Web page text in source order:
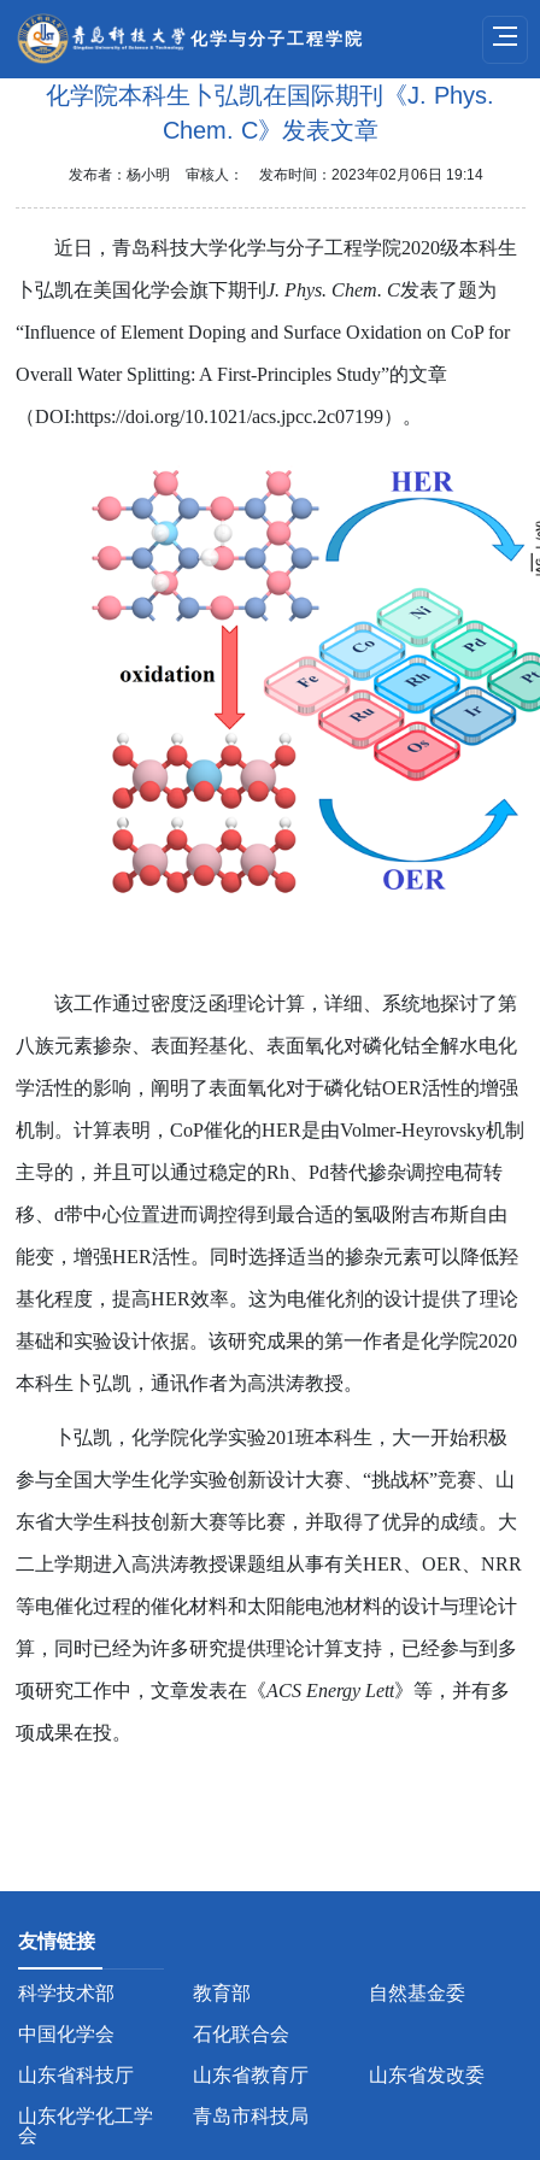
化学与分子工程学院
化学院本科生卜弘凯在国际期刊《J. Phys.
Chem. C》发表文章
发布者：杨小明 审核人： 发布时间：2023年02月06日 19:14
近日，青岛科技大学化学与分子工程学院2020级本科生
卜弘凯在美国化学会旗下期刊 J. Phys. Chem. C发表了题为
“Influence of Element Doping and Surface Oxidation on CoP for
Overall Water Splitting: A First-Principles Study”的文章
（DOI:https://doi.org/10.1021/acs.jpcc.2c07199）。
该工作通过密度泛函理论计算，详细、系统地探讨了第
八族元素掺杂、表面羟基化、表面氧化对磷化钴全解水电化
学活性的影响，阐明了表面氧化对于磷化钴OER活性的增强
机制。计算表明， CoP催化的HER是由Volmer-Heyrovsky机制
主导的，并且可以通过稳定的Rh、Pd替代掺杂调控电荷转
移、d带中心位置进而调控得到最合适的氢吸附吉布斯自由
能变，增强HER活性。同时选择适当的掺杂元素可以降低羟
基化程度，提高HER效率。这为电催化剂的设计提供了理论
基础和实验设计依据。该研究成果的第一作者是化学院2020
本科生卜弘凯，通讯作者为高洪涛教授。
卜弘凯，化学院化学实验201班本科生，大一开始积极
参与全国大学生化学实验创新设计大赛、“挑战杯”竞赛、山
东省大学生科技创新大赛等比赛，并取得了优异的成绩。大
二上学期进入高洪涛教授课题组从事有关HER、OER、NRR
等电催化过程的催化材料和太阳能电池材料的设计与理论计
算，同时已经为许多研究提供理论计算支持，已经参与到多
项研究工作中，文章发表在 《ACS Energy Lett》 等，并有多
项成果在投。
友情链接
科学技术部 教育部
自然基金委
中国化学会
石化联合会
山东省科技厅
山东省教育厅
山东省发改委
山东化学化工学
会
青岛市科技局